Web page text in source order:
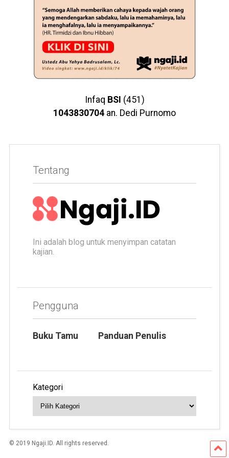
Infaq BSI (451)
1043830704 an. Dedi Purnomo
Tentang
Ini adalah blog untuk menyimpan catatan
kajian.
Pengguna
Buku Tamu Panduan Penulis
Kategori
© 2019 Ngaji.ID. All rights reserved.